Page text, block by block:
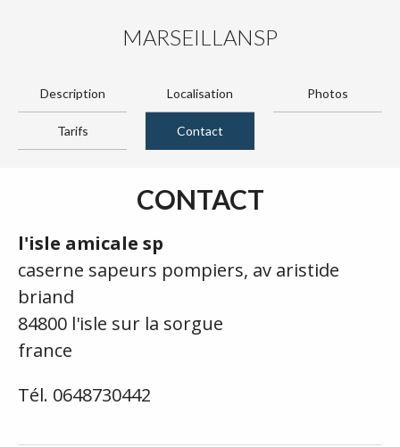
MARSEILLANSP
Description Localisation Photos
Tarifs Contact
CONTACT
l'isle amicale sp
caserne sapeurs pompiers, av aristide
briand
84800 l'isle sur la sorgue
france
Tél. 0648730442